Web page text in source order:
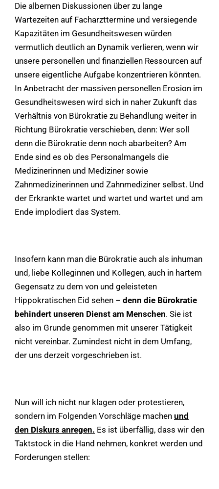
Die albernen Diskussionen über zu lange
Wartezeiten auf Facharzttermine und versiegende
Kapazitäten im Gesundheitswesen würden
vermutlich deutlich an Dynamik verlieren, wenn wir
unsere personellen und finanziellen Ressourcen auf
unsere eigentliche Aufgabe konzentrieren könnten.
In Anbetracht der massiven personellen Erosion im
Gesundheitswesen wird sich in naher Zukunft das
Verhältnis von Bürokratie zu Behandlung weiter in
Richtung Bürokratie verschieben, denn: Wer soll
denn die Bürokratie denn noch abarbeiten? Am
Ende sind es ob des Personalmangels die
Medizinerinnen und Mediziner sowie
Zahnmedizinerinnen und Zahnmediziner selbst. Und
der Erkrankte wartet und wartet und wartet und am
Ende implodiert das System.
Insofern kann man die Bürokratie auch als inhuman
und, liebe Kolleginnen und Kollegen, auch in hartem
Gegensatz zu dem von und geleisteten
Hippokratischen Eid sehen – denn die Bürokratie
behindert unseren Dienst am Menschen. Sie ist
also im Grunde genommen mit unserer Tätigkeit
nicht vereinbar. Zumindest nicht in dem Umfang,
der uns derzeit vorgeschrieben ist.
Nun will ich nicht nur klagen oder protestieren,
sondern im Folgenden Vorschläge machen und
den Diskurs anregen. Es ist überfällig, dass wir den
Taktstock in die Hand nehmen, konkret werden und
Forderungen stellen: